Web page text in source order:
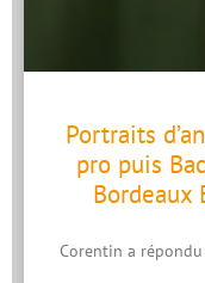
Portraits
pro puis
Bordeaux
Corentin a